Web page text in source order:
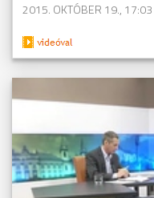
2015. OKTÓBER 19., 17:03